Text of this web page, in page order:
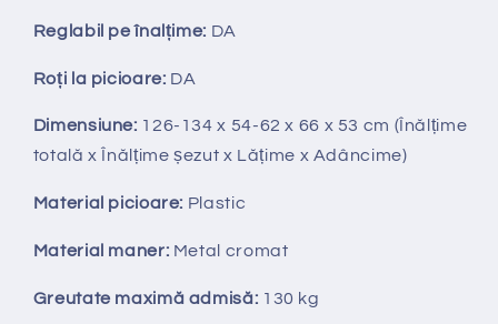
Reglabil peînal țime: DA
Roți la picioare: DA
Dimensiune: 126-134 x 54-62 x 66 x 53 cm (Înălțime
totală x Înălțimeșezut x Lățime x Adâncime)
Material picioare: Plastic
Material maner: Metal cromat
Greutate maximă admisă: 130 kg